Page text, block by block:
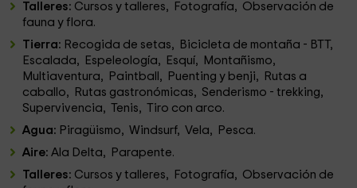
Talleres: Cursos y talleres, Fotografía, Observación de
fauna y flora.
Tierra: Recogida de setas, Bicicleta de montaña - BTT,
Escalada, Espeleología, Esquí, Montañismo,
Multiaventura, Paintball, Puenting y benji, Rutas a
caballo, Rutas gastronómicas, Senderismo - trekking,
Supervivencia, Tenis, Tiro con arco.
Agua: Piragüismo, Windsurf, Vela, Pesca.
Aire:Ala Delta, Parapente.
Talleres: Cursos y talleres, Fotografía, Observación de